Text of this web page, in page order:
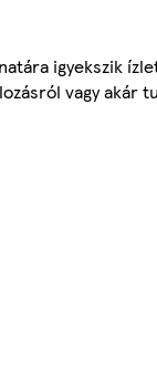
igyekszik
vagy akár